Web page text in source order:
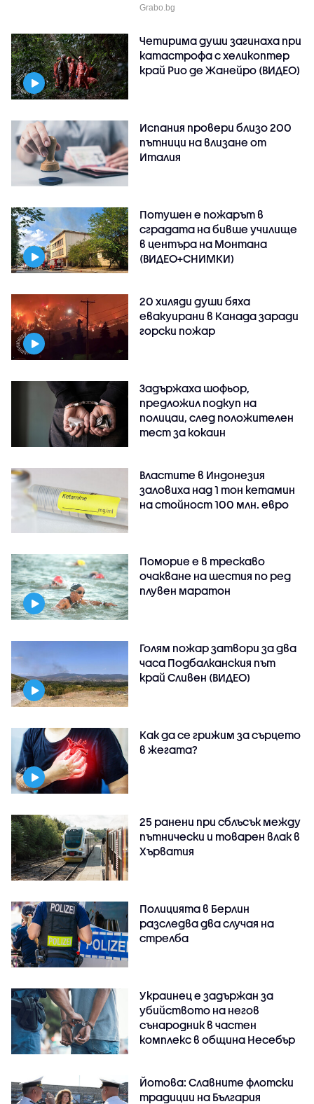
Grabo.bg
Четирима души загинаха при
катастрофа с хеликоптер
край Рио де Жанейро (ВИДЕО)
Испания провери близо 200
пътници на влизане от
Италия
Потушен е пожарът в
сградата на бивше училище
в центъра на Монтана
(ВИДЕО+СНИМКИ)
20 хиляди души бяха
евакуирани в Канада заради
горски пожар
Задържаха шофьор,
предложил подкуп на
полицаи, след положителен
тест за кокаин
Властите в Индонезия
заловиха над 1 тон кетамин
на стойност 100 млн. евро
Поморие е в трескаво
очакване на шестия по ред
плувен маратон
Голям пожар затвори за два
часа Подбалканския път
край Сливен (ВИДЕО)
Как да се грижим за сърцето
в жегата?
25 ранени при сблъсък между
пътнически и товарен влак в
Хърватия
Полицията в Берлин
разследва два случая на
стрелба
Украинец е задържан за
убийството на негов
сънародник в частен
комплекс в община Несебър
Йотова: Славните флотски
традиции на България